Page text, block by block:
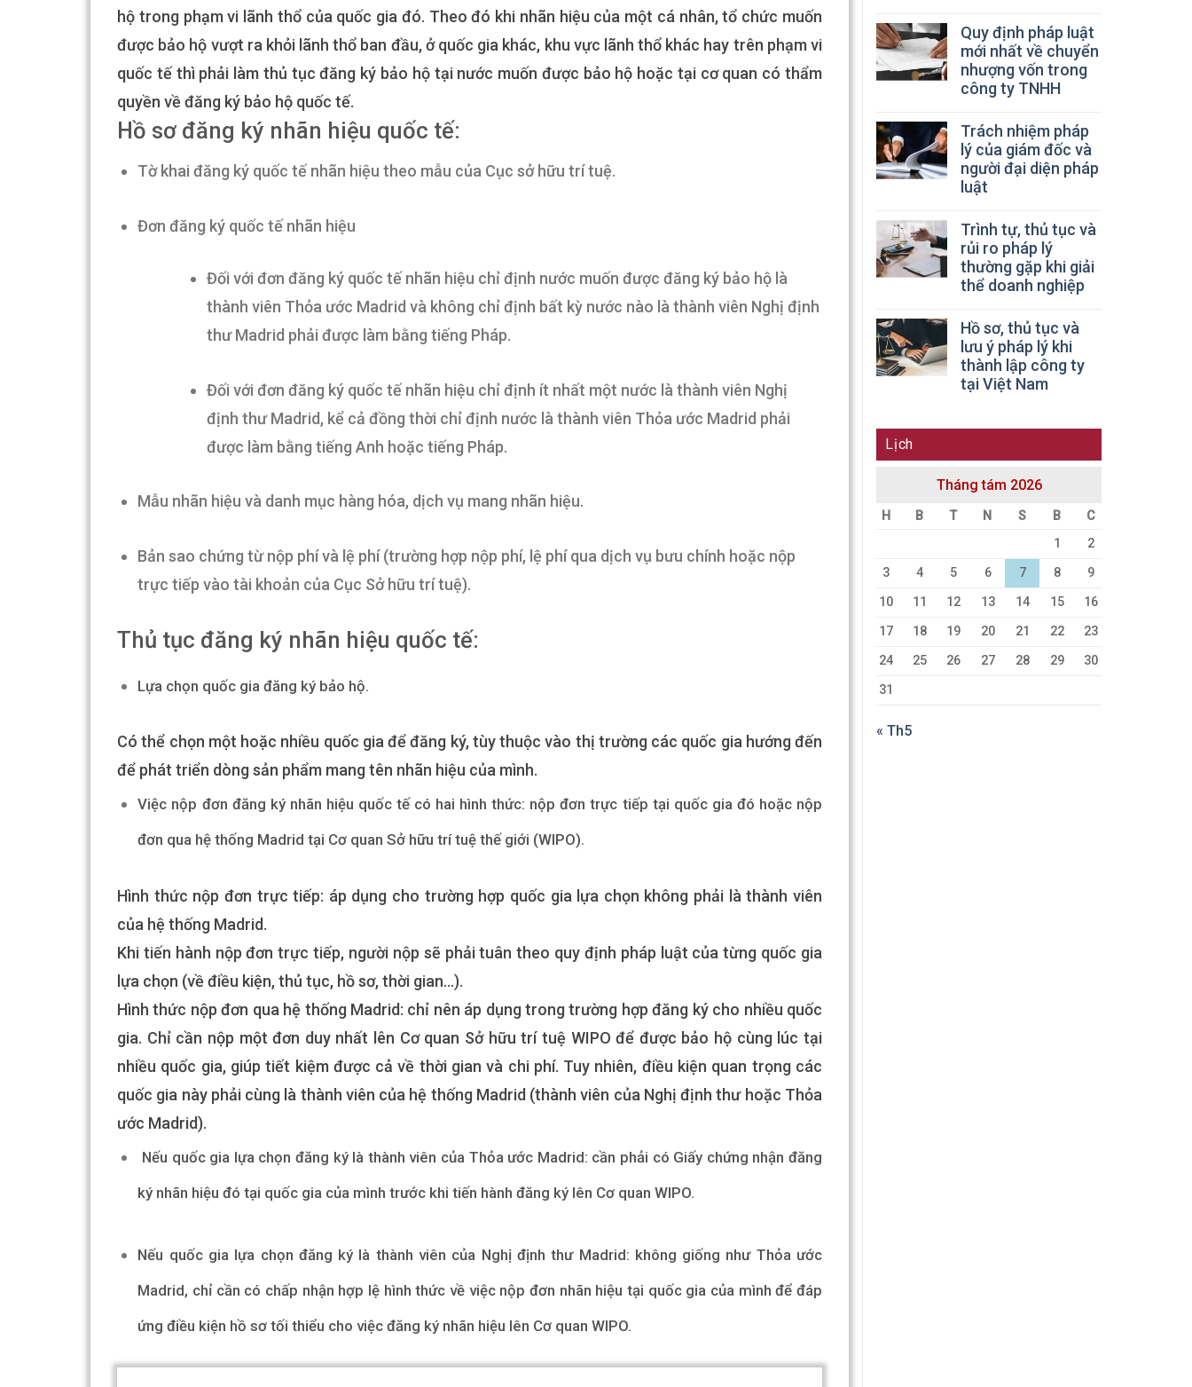
hộ trong phạm vi lãnh thổ của quốc gia đó. Theo đó khi nhãn hiệu của một cá nhân, tổ chức muốn
được bảo hộ vượt ra khỏi lãnh thổ ban đầu, ở quốc gia khác, khu vực lãnh thổ khác hay trên phạm vi
quốc tế thì phải làm thủ tục đăng ký bảo hộ tại nước muốn được bảo hộ hoặc tại cơ quan có thẩm
quyền về đăng ký bảo hộ quốc tế.
Hồ sơ đăng ký nhãn hiệu quốc tế:
Tờ khai đăng ký quốc tế nhãn hiệu theo mẫu của Cục sở hữu trí tuệ.
Đơn đăng ký quốc tế nhãn hiệu
Đối với đơn đăng ký quốc tế nhãn hiệu chỉ định nước muốn được đăng ký bảo hộ là
thành viên Thỏa ước Madrid và không chỉ định bất kỳ nước nào là thành viên Nghị định
thư Madrid phải được làm bằng tiếng Pháp.
Đối với đơn đăng ký quốc tế nhãn hiệu chỉ định ít nhất một nước là thành viên Nghị
định thư Madrid, kể cả đồng thời chỉ định nước là thành viên Thỏa ước Madrid phải
được làm bằng tiếng Anh hoặc tiếng Pháp.
Mẫu nhãn hiệu và danh mục hàng hóa, dịch vụ mang nhãn hiệu.
Bản sao chứng từ nộp phí và lệ phí (trường hợp nộp phí, lệ phí qua dịch vụ bưu chính hoặc nộp
trực tiếp vào tài khoản của Cục Sở hữu trí tuệ).
Thủ tục đăng ký nhãn hiệu quốc tế:
Lựa chọn quốc gia đăng ký bảo hộ.
Có thể chọn một hoặc nhiều quốc gia để đăng ký, tùy thuộc vào thị trường các quốc gia hướng đến
để phát triển dòng sản phẩm mang tên nhãn hiệu của mình.
Việc nộp đơn đăng ký nhãn hiệu quốc tế có hai hình thức: nộp đơn trực tiếp tại quốc gia đó hoặc nộp
đơn qua hệ thống Madrid tại Cơ quan Sở hữu trí tuệ thế giới (WIPO).
Hình thức nộp đơn trực tiếp: áp dụng cho trường hợp quốc gia lựa chọn không phải là thành viên
của hệ thống Madrid.
Khi tiến hành nộp đơn trực tiếp, người nộp sẽ phải tuân theo quy định pháp luật của từng quốc gia
lựa chọn (về điều kiện, thủ tục, hồ sơ, thời gian…).
Hình thức nộp đơn qua hệ thống Madrid: chỉ nên áp dụng trong trường hợp đăng ký cho nhiều quốc
gia. Chỉ cần nộp một đơn duy nhất lên Cơ quan Sở hữu trí tuệ WIPO để được bảo hộ cùng lúc tại
nhiều quốc gia, giúp tiết kiệm được cả về thời gian và chi phí. Tuy nhiên, điều kiện quan trọng các
quốc gia này phải cùng là thành viên của hệ thống Madrid (thành viên của Nghị định thư hoặc Thỏa
ước Madrid).
Nếu quốc gia lựa chọn đăng ký là thành viên của Thỏa ước Madrid: cần phải có Giấy chứng nhận đăng
ký nhãn hiệu đó tại quốc gia của mình trước khi tiến hành đăng ký lên Cơ quan WIPO.
Nếu quốc gia lựa chọn đăng ký là thành viên của Nghị định thư Madrid: không giống như Thỏa ước
Madrid, chỉ cần có chấp nhận hợp lệ hình thức về việc nộp đơn nhãn hiệu tại quốc gia của mình để đáp
ứng điều kiện hồ sơ tối thiểu cho việc đăng ký nhãn hiệu lên Cơ quan WIPO.
Quy định pháp luật
mới nhất về chuyển
nhượng vốn trong
công ty TNHH
Trách nhiệm pháp
lý của giám đốc và
người đại diện pháp
luật
Trình tự, thủ tục và
rủi ro pháp lý
thường gặp khi giải
thể doanh nghiệp
Hồ sơ, thủ tục và
lưu ý pháp lý khi
thành lập công ty
tại Việt Nam
Lịch
Tháng tám 2026
H B T N S B
C
1
2
3
4 5 6 7 8
9
10
11 12 13 14 15
16
17
18 19 20 21 22
23
24
25 26 27 28 29
30
31
« Th5